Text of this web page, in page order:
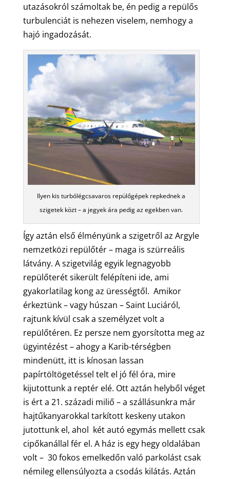
utazásokról számoltak be, én pedig a repülős
turbulenciát is nehezen viselem, nemhogy a
hajó ingadozását.
Ilyen kis turbólégcsavaros repülőgépek repkednek a
szigetek közt – a jegyek ára pedig az egekben van.
Így aztán első élményünk a szigetről az Argyle
nemzetközi repülőtér – maga is szürreális
látvány. A szigetvilág egyik legnagyobb
repülőterét sikerült felépíteni ide, ami
gyakorlatilag kong az ürességtől. Amikor
érkeztünk – vagy húszan – Saint Luciáról,
rajtunk kívül csak a személyzet volt a
repülőtéren. Ez persze nem gyorsította meg az
ügyintézést – ahogy a Karib-térségben
mindenütt, itt is kínosan lassan
papírtöltögetéssel telt el jó fél óra, mire
kijutottunk a reptér elé. Ott aztán helyből véget
is ért a 21. századi miliő – a szállásunkra már
hajtűkanyarokkal tarkított keskeny utakon
jutottunk el, ahol két autó egymás mellett csak
cipőkanállal fér el. A ház is egy hegy oldalában
volt – 30 fokos emelkedőn való parkolást csak
némileg ellensúlyozta a csodás kilátás. Aztán